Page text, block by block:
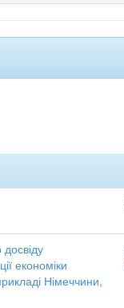
економіки
Німеччини,